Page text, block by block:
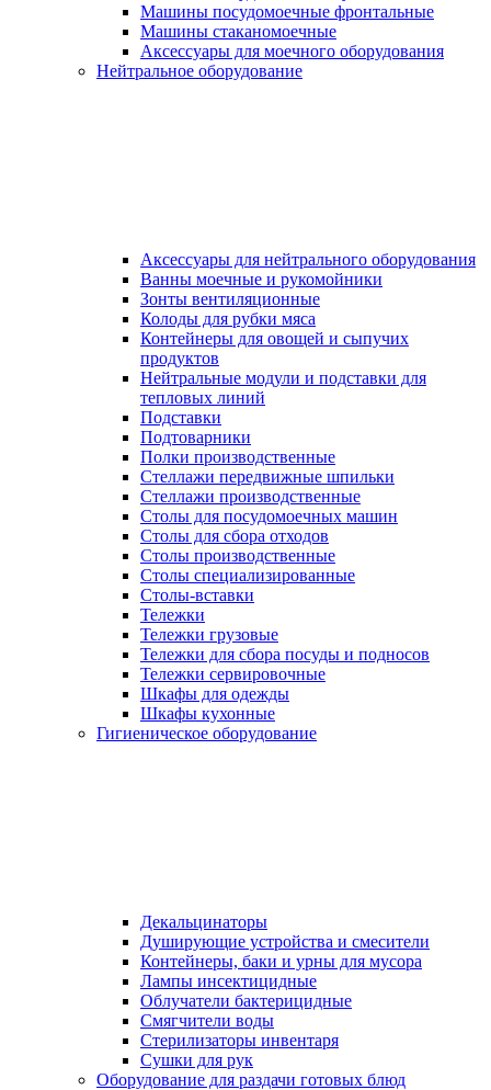
Машины посудомоечные фронтальные
Машины стаканомоечные
Аксессуары для моечного оборудования
Нейтральное оборудование
Аксессуары для нейтрального оборудования
Ванны моечные и рукомойники
Зонты вентиляционные
Колоды для рубки мяса
Контейнеры для овощей и сыпучих
продуктов
Нейтральные модули и подставки для
тепловых линий
Подставки
Подтоварники
Полки производственные
Стеллажи передвижные шпильки
Стеллажи производственные
Столы для посудомоечных машин
Столы для сбора отходов
Столы производственные
Столы специализированные
Столы-вставки
Тележки
Тележки грузовые
Тележки для сбора посуды и подносов
Тележки сервировочные
Шкафы для одежды
Шкафы кухонные
Гигиеническое оборудование
Декальцинаторы
Душирующие устройства и смесители
Контейнеры, баки и урны для мусора
Лампы инсектицидные
Облучатели бактерицидные
Смягчители воды
Стерилизаторы инвентаря
Сушки для рук
Оборудование для раздачи готовых блюд